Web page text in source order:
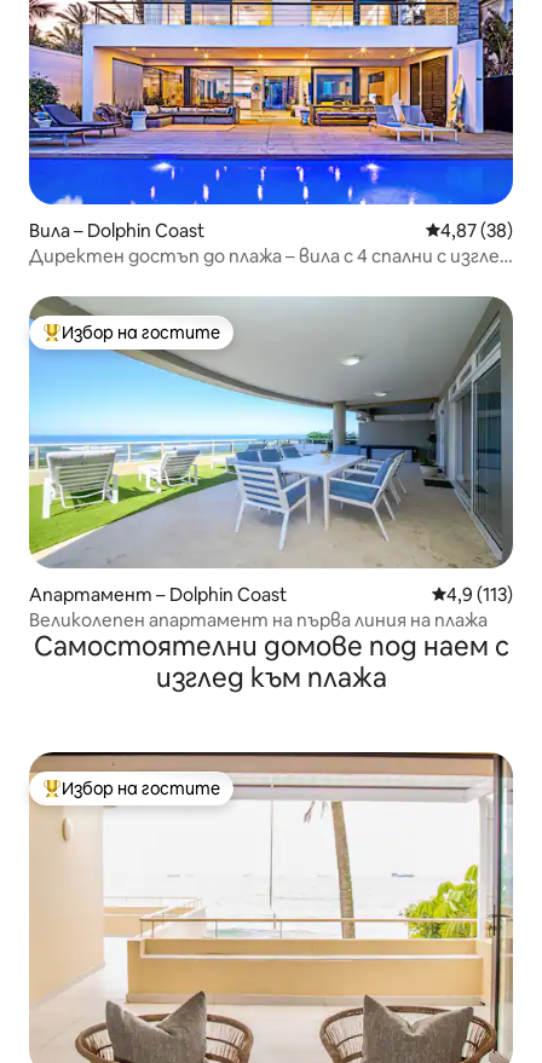
Вила – Dolphin Coast Средна
4,87 (38)
Директен достъп до плажа – вила с 4 спални с изглед
Най-популярен избор на гостите
Избор на гостите
Апартамент – Dolphin Coast Средна
4,9 (113)
Великолепен апартамент на първа линия на плажа
Самостоятелни домове под наем с
изглед към плажа
Най-популярен избор на гостите
Избор на гостите